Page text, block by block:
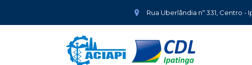
Rua Uberlândia nº 331, Centro -